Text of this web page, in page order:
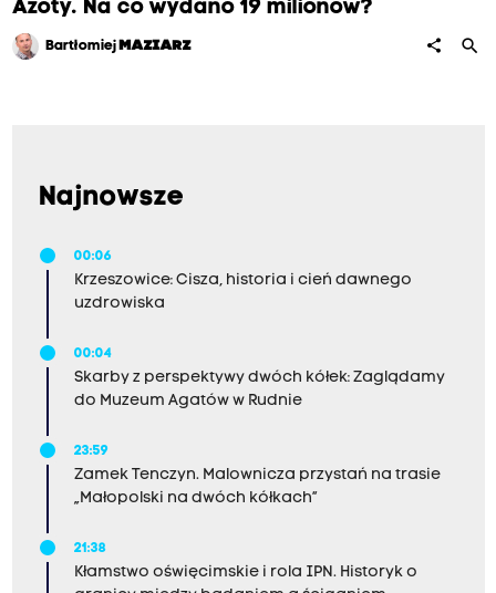
Azoty. Na co wydano 19 milionów?
Bartłomiej MAZIARZ share search
Najnowsze
00:06
Krzeszowice: Cisza, historia i cień dawnego
uzdrowiska
00:04
Skarby z perspektywy dwóch kółek: Zaglądamy
do Muzeum Agatów w Rudnie
23:59
Zamek Tenczyn. Malownicza przystań na trasie
„Małopolski na dwóch kółkach”
21:38
Kłamstwo oświęcimskie i rola IPN. Historyk o